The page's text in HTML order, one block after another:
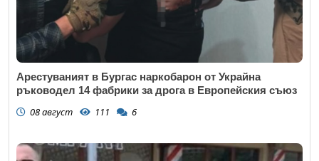
Арестуваният в Бургас наркобарон от Украйна
ръководел 14 фабрики за дрога в Европейския съюз
08 август 111 6